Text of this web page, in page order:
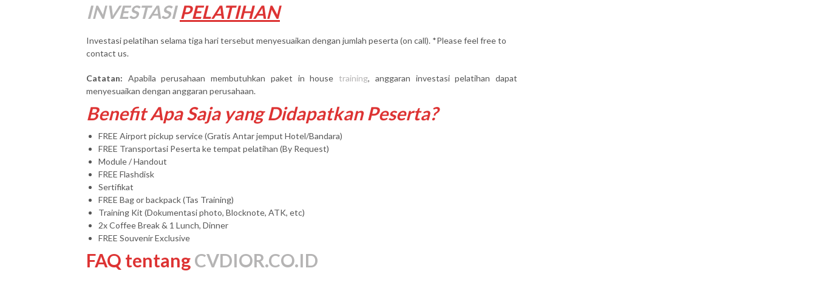
INVESTASI PELATIHAN
Investasi pelatihan selama tiga hari tersebut menyesuaikan dengan jumlah peserta (on call). *Please feel free to
contact us.
Catatan: Apabila perusahaan membutuhkan paket in house training, anggaran investasi pelatihan dapat
menyesuaikan dengan anggaran perusahaan.
Benefit Apa Saja yang Didapatkan Peserta?
FREE Airport pickup service (Gratis Antar jemput Hotel/Bandara)
FREE Transportasi Peserta ke tempat pelatihan (By Request)
Module / Handout
FREE Flashdisk
Sertifikat
FREE Bag or backpack (Tas Training)
Training Kit (Dokumentasi photo, Blocknote, ATK, etc)
2x Coffee Break & 1 Lunch, Dinner
FREE Souvenir Exclusive
FAQ tentangCVDIOR.CO.ID